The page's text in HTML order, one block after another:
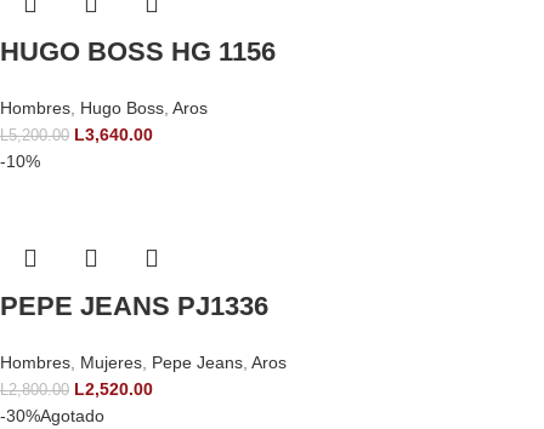
HUGO BOSS HG 1156
Hombres, Hugo Boss, Aros
L5,200.00 L3,640.00
-10%
PEPE JEANS PJ1336
Hombres, Mujeres, Pepe Jeans, Aros
L2,800.00 L2,520.00
-30%Agotado